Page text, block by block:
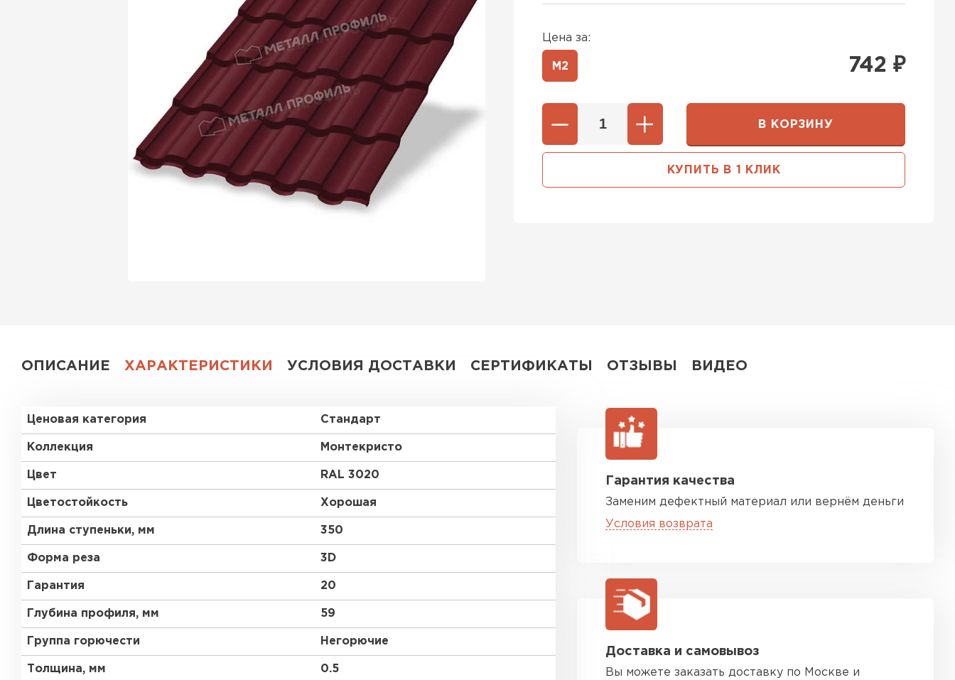
Цена за:
М2 742 ₽
В КОРЗИНУ
КУПИТЬ В 1 КЛИК
ОПИСАНИЕ ХАРАКТЕРИСТИКИ УСЛОВИЯ ДОСТАВКИ СЕРТИФИКАТЫ ОТЗЫВЫ ВИДЕО
Ценовая категория Стандарт
Коллекция Монтекристо
Цвет RAL 3020
Цветостойкость Хорошая
Длина ступеньки, мм 350
Форма реза 3D
Гарантия 20
Глубина профиля, мм 59
Группа горючести Негорючие
Толщина, мм 0.5
Гарантия качества
Заменим дефектный материал или вернём деньги
Условия возврата
Доставка и самовывоз
Вы можете заказать доставку по Москве и